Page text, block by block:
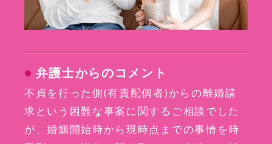
弁護士からのコメント
不貞を行った側(有責配偶者)からの離婚請
求という困難な事案に関するご相談でした
が、婚姻開始時から現時点までの事情を時